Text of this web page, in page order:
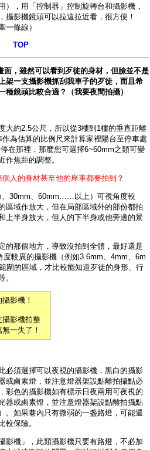
），用「控制器」控制旋轉台和攝影機，
攝影機鏡頭可以拉遠拉近看，很方便！
一條線）
TOP
面，雖然可以看到歹徒的身材，但臉並不是
架一支攝影機抓刮我車子的歹徒，而且希
鏡頭比較合適？（我要夜間拍攝）
大約2.5公尺，所以從3樓到1樓的垂直距離
為估算的比例尺來計算家裡陽台至停車處
在那裡，那麼您可選擇6~60mm之類可變
作焦距的調整。
個人的身材甚至他的座車都要拍到？
、30mm、60mm……以上）可視角度較
區域作放大，但在局部區域外的部份都拍
上半身放大，但人的下半身或他旁邊的景
的那個地方，導致沒拍到全體，最好還是
較廣的攝影機（例如3.6mm、4mm、6m
的區域，才比較能知道歹徒的身形、行
影機！
攝影機拍整
一失了！
必須選擇可以夜視的攝影機，黑白的攝影
或鹵素燈 ，並注意燈器架設點離拍攝點必
彩色的攝影機如有標示日夜兩用可夜視的
器或鹵素燈 ，並注意燈器架設點離拍攝點
。如果巷內只有微弱的一盏路燈，可能還
較保險。
影機 」，此類攝影機只要有路燈，不必加